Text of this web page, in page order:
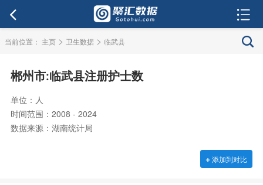
当前位置： 主页 > 卫生数据 > 临武县
郴州市:临武县注册护士数
单位：人
时间范围：2008 - 2024
数据来源：湖南统计局
+添加到对比